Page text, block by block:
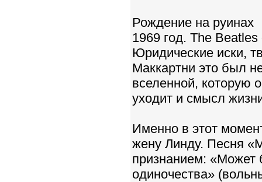
Рождение на руинах
1969 год. The
Юридические иски,
Маккартни это был
вселенной, которую
уходит и смысл
Именно в этот
жену Линду. Песня
признанием: «Может
одиночества»